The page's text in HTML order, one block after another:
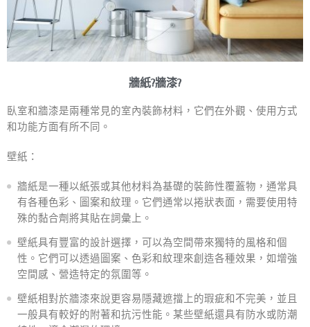
牆紙?牆漆?
臥室和牆漆是兩種常見的室內裝飾材料，它們在外觀、使用方式
和功能方面有所不同。
壁紙：
牆紙是一種以紙張或其他材料為基礎的裝飾性覆蓋物，通常具
有各種色彩、圖案和紋理。它們通常以捲狀表面，需要使用特
殊的黏合劑將其貼在詞彙上。
壁紙具有豐富的設計選擇，可以為空間帶來獨特的風格和個
性。它們可以透過圖案、色彩和紋理來創造各種效果，如增強
空間感、營造特定的氛圍等。
壁紙相對於牆漆來說更容易隱藏遮擋上的瑕疵和不完美，並且
一般具有較好的附著和抗污性能。某些壁紙還具有防水或防潮